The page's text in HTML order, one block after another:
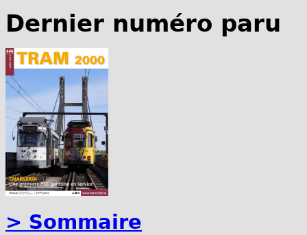
Dernier numéro paru
> Sommaire